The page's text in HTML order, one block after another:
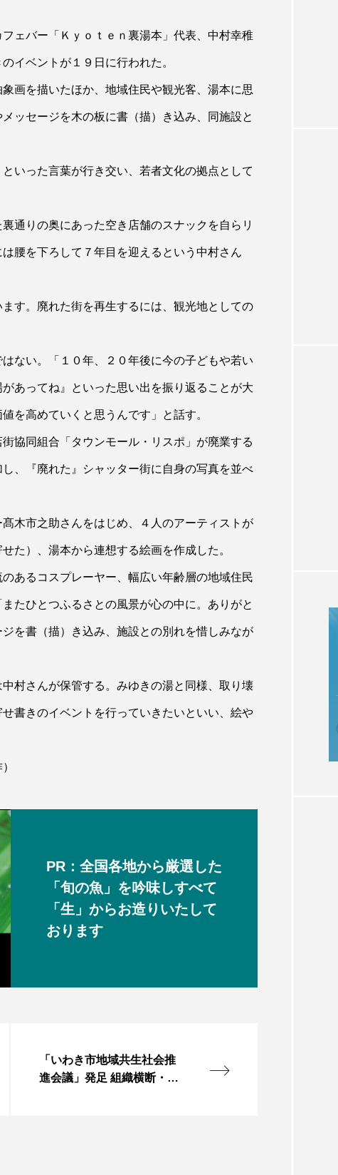
ェバー「Ｋｙｏｔｅｎ裏湯本」代表、中村幸稚
イベントが１９日に行われた。
画を描いたほか、地域住民や観光客、湯本に思
ッセージを木の板に書（描）き込み、同施設と
いった言葉が行き交い、若者文化の拠点として
通りの奥にあった空き店舗のスナックを自らリ
腰を下ろして７年目を迎えるという中村さん
す。廃れた街を再生するには、観光地としての
ない。「１０年、２０年後に今の子どもや若い
あってね』といった思い出を振り返ることが大
を高めていくと思うんです」と話す。
協同組合「タウンモール・リスポ」が廃業する
、『廃れた』シャッター街に自身の写真を並べ
木市之助さんをはじめ、４人のアーティストが
た）、湯本から連想する絵画を作成した。
あるコスプレーヤー、幅広い年齢層の地域住民
たひとつふるさとの風景が心の中に。ありがと
を書（描）き込み、施設との別れを惜しみなが
村さんが保管する。みゆきの湯と同様、取り壊
書きのイベントを行っていきたいといい、絵や
PR：全国各地から厳選した
「旬の魚」を吟味しすべて
「生」からお造りいたして
おります
「いわき市地域共生社会推
進会議」発足 組織横断・官